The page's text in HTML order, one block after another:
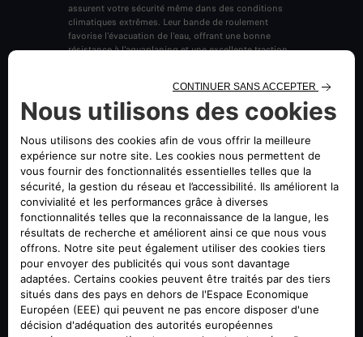
assurent votre sécurité même dans des conditions
climatiques extrêmes. Leur bande de roulement
favorise l'évacuation de l'eau, offrant une bonne
résistance à l'aquaplaning et une excellente traction.
certains tronçons de route, l'équipement hivernal est
légalement obligatoire.
- La gomme spéciale des pneus hiver est aussi
résistante que celle des pneus été.
- Lorsqu'ils ne sont pas utilisés, tout comme les
pneus d'été, les pneus d'hiver doivent être stockés
avec soin afin de conserver leur efficacité.
- Le contrôle périodique de la pression des pneus est
essentiel pour votre sécurité. Ils permettent de rester
stable dans les virages et sur sol mouillé (freinage)
tout en optimisant leur résistance au roulement, et
d'éviter une surconsommation de carburant.
Alfa Romeo Service propose également une gamme
de chaînes et de chaussettes à neige pour vos pneus.